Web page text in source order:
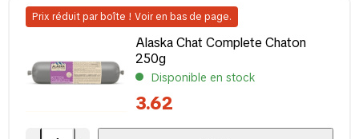
Prix réduit par boîte ! Voir en bas de page.
Alaska Chat Complete Chaton
250g
Disponible en stock
3.62